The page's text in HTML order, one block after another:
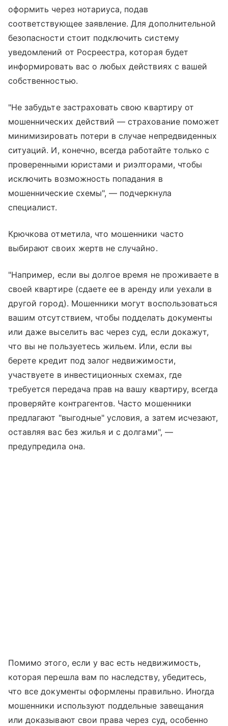
оформить через нотариуса, подав
соответствующее заявление. Для дополнительной
безопасности стоит подключить систему
уведомлений от Росреестра, которая будет
информировать вас о любых действиях с вашей
собственностью.
"Не забудьте застраховать свою квартиру от
мошеннических действий — страхование поможет
минимизировать потери в случае непредвиденных
ситуаций. И, конечно, всегда работайте только с
проверенными юристами и риэлторами, чтобы
исключить возможность попадания в
мошеннические схемы", — подчеркнула
специалист.
Крючкова отметила, что мошенники часто
выбирают своих жертв не случайно.
"Например, если вы долгое время не проживаете в
своей квартире (сдаете ее в аренду или уехали в
другой город). Мошенники могут воспользоваться
вашим отсутствием, чтобы подделать документы
или даже выселить вас через суд, если докажут,
что вы не пользуетесь жильем. Или, если вы
берете кредит под залог недвижимости,
участвуете в инвестиционных схемах, где
требуется передача прав на вашу квартиру, всегда
проверяйте контрагентов. Часто мошенники
предлагают "выгодные" условия, а затем исчезают,
оставляя вас без жилья и с долгами", —
предупредила она.
Помимо этого, если у вас есть недвижимость,
которая перешла вам по наследству, убедитесь,
что все документы оформлены правильно. Иногда
мошенники используют поддельные завещания
или доказывают свои права через суд, особенно